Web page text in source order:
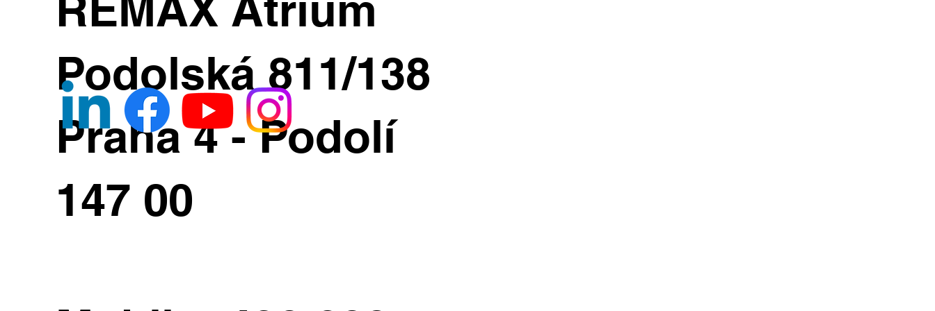
Podolská 811/138
Praha 4 - Podolí
147 00